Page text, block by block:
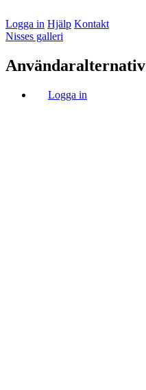
Logga in Hjälp Kontakt
Nisses galleri
Användaralternativ
Logga in